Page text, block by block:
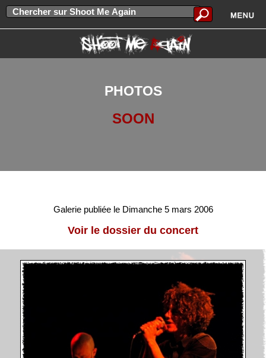
PHOTOS
SOON
Galerie publiée le Dimanche 5 mars 2006
Voir le dossier du concert